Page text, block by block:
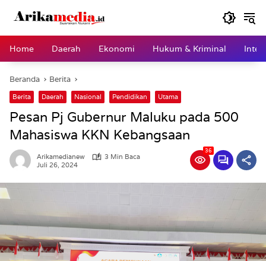
Home
Daerah Ekonomi Hukum & Kriminal
Beranda Berita
Berita Daerah Nasional Pendidikan Utama
Pesan Pj Gubernur Maluku pada 500
Mahasiswa KKN Kebangsaan
Arikamedianew
3 Min Baca
Juli 26, 2024
36